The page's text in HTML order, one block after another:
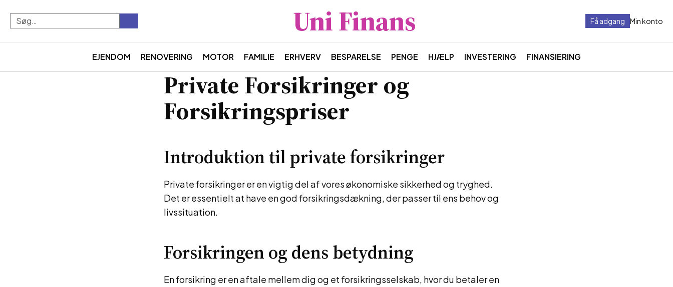
Uni Finans Min konto
Få adgang
EJENDOM RENOVERING MOTOR FAMILIE ERHVERV BESPARELSE PENGE HJÆLP INVESTERING FINANSIERING
Private Forsikringer og
Forsikringspriser
Introduktion til private forsikringer
Private forsikringer er en vigtig del af vores økonomiske sikkerhed og tryghed.
Det er essentielt at have en god forsikringsdækning, der passer til ens behov og
livssituation.
Forsikringen og dens betydning
En forsikring er en aftale mellem dig og et forsikringsselskab, hvor du betaler en